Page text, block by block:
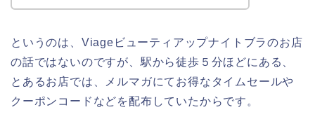
というのは、Viageビューティアップナイトブラのお店
の話ではないのですが、駅から徒歩５分ほどにある、
とあるお店では、メルマガにてお得なタイムセールや
クーポンコードなどを配布していたからです。